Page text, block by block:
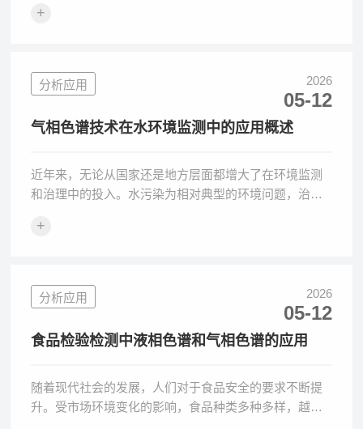
苯、甲苯和
+
分析应用 2026
05-12
气相色谱技术在水环境监测中的应用概述
近年来，无论从国家还是地方层面都增大了在环境监测
和治理中的投入。水污染为相对典型的环境问题，治理
续出现了
+
分析应用 2026
05-12
食品检验检测中液相色谱和气相色谱的应用
随着现代社会的发展，人们对于食品安全的要求不断提
升。受市场环境变化的影响，食品种类多种多样，越来